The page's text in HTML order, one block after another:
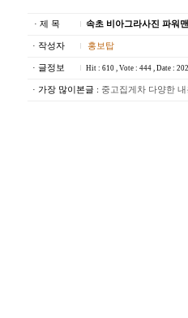
· 제 목
속초 비아그라사진 파워
· 작성자 홍보탑
· 글정보 Hit : 610 , Vote : 444 , Date :
· 가장 많이본글 : 중고집게차 다양한 내